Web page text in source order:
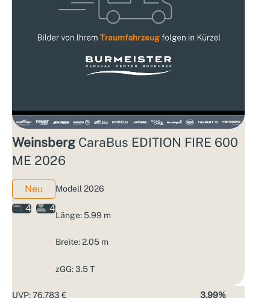
Weinsberg CaraBus EDITION FIRE 600
ME 2026
Neu
4
4
Modell 2026
Länge: 5.99 m
Breite: 2.05 m
zGG: 3.5 T
UVP: 76.783 € 3,99%